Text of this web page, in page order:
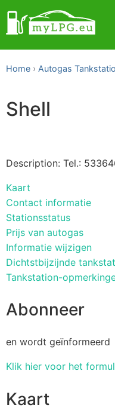
Home Autogas
Shell
Description: Tel.:
Kaart
Contact informatie
Stationsstatus
Prijs van autogas
Informatie wijzigen
Dichtstbijzijnde
Tankstation-
Abonneer
en wordt geïnformeerd
Klik hier voor het
Kaart